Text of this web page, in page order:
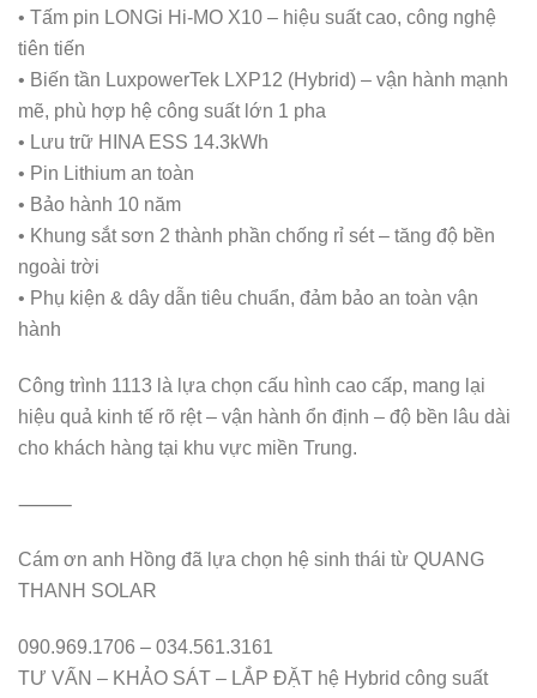
• Tấm pin LONGi Hi-MO X10 – hiệu suất cao, công nghệ
tiên tiến
• Biến tần LuxpowerTek LXP12 (Hybrid) – vận hành mạnh
mẽ, phù hợp hệ công suất lớn 1 pha
• Lưu trữ HINA ESS 14.3kWh
• Pin Lithium an toàn
• Bảo hành 10 năm
• Khung sắt sơn 2 thành phần chống rỉ sét – tăng độ bền
ngoài trời
• Phụ kiện & dây dẫn tiêu chuẩn, đảm bảo an toàn vận
hành
Công trình 1113 là lựa chọn cấu hình cao cấp, mang lại
hiệu quả kinh tế rõ rệt – vận hành ổn định – độ bền lâu dài
cho khách hàng tại khu vực miền Trung.
⸻
Cám ơn anh Hồng đã lựa chọn hệ sinh thái từ QUANG
THANH SOLAR
090.969.1706 – 034.561.3161
TƯ VẤN – KHẢO SÁT – LẮP ĐẶT hệ Hybrid công suất